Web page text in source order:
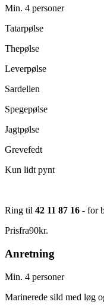
Min. 4 personer
Tatarpølse
Thepølse
Leverpølse
Sardellen
Spegepølse
Jagtpølse
Grevefedt
Kun lidt pynt
Ring til 42 11 87 16 - for
Prisfra90kr.
Anretning
Min. 4 personer
Marinerede sild med løg